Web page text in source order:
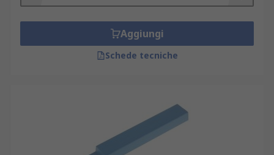
sgrossatura, utensile di finitura, strumento
di separazione, attrezzo di alesaggio,
utensile per filettatura esterna e utensile
per filettatura interna.
Tornio che separa i blocchi
Portafiletti e barre per tornio
Aggiungi
Schede tecniche